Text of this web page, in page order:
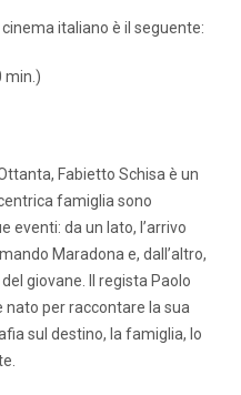
italiano è il seguente:
min.)
Fabietto Schisa è un
famiglia sono
eventi: da un lato, l’arrivo
Maradona e, dall’altro,
giovane. Il regista Paolo
per raccontare la sua
sul destino, la famiglia, lo